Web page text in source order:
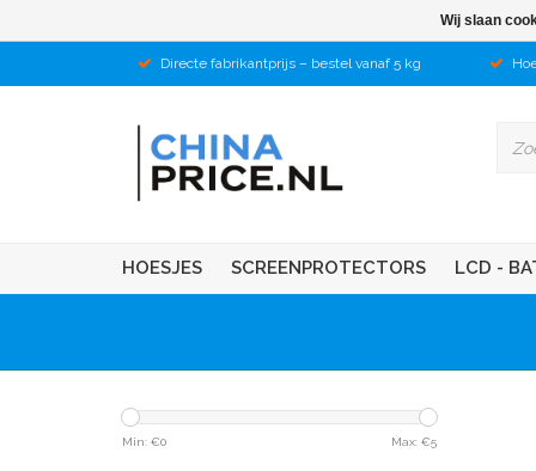
Directe fabrikantprijs – bestel vanaf 5 kg
HOESJES SCREENPROTECTORS LCD -
Min: €0 Max: €5
Wij slaan